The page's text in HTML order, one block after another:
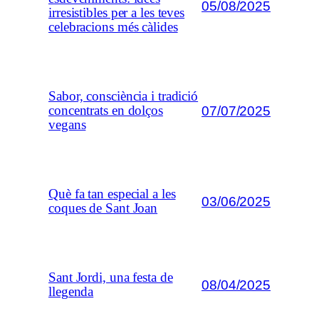
irresistibles per a les teves
celebracions més càlides
05/08/2025
Sabor, consciència i tradició
concentrats en dolços
vegans
07/07/2025
Què fa tan especial a les
coques de Sant Joan
03/06/2025
Sant Jordi, una festa de
llegenda
08/04/2025